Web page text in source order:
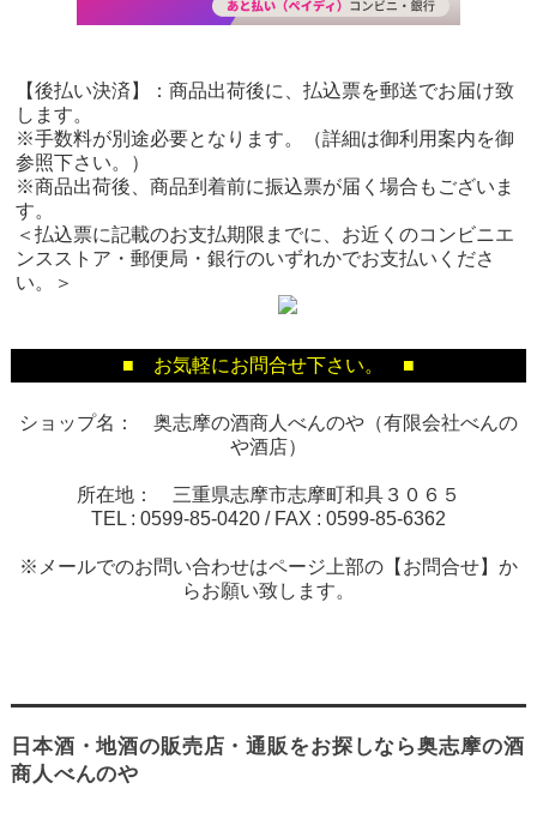
【後払い決済】：商品出荷後に、払込票を郵送でお届け致
します。
※手数料が別途必要となります。（詳細は御利用案内を御
参照下さい。）
※商品出荷後、商品到着前に振込票が届く場合もございま
す。
＜払込票に記載のお支払期限までに、お近くのコンビニエ
ンスストア・郵便局・銀行のいずれかでお支払いくださ
い。＞
■ お気軽にお問合せ下さい。 ■
ショップ名： 奥志摩の酒商人べんのや（有限会社べんの
や酒店）
所在地： 三重県志摩市志摩町和具３０６５
TEL : 0599-85-0420 / FAX : 0599-85-6362
※メールでのお問い合わせはページ上部の【お問合せ】か
らお願い致します。
日本酒・地酒の販売店・通販をお探しなら奥志摩の酒
商人べんのや